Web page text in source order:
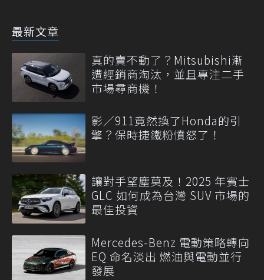
最新文章
真的賣不動了？Mitsubishi漸
遭經銷商淘汰，並且專注二手
市場尋商機！
影／911竟然換了Honda的引
擎？保時捷鐵粉憤怒了！
讓對手望塵莫及！2025 年賓士
GLC 如何成為台灣 SUV 市場的
最佳投資
Mercedes-Benz 電動策略轉向
EQ 命名淡出 燃油與電動並行
發展